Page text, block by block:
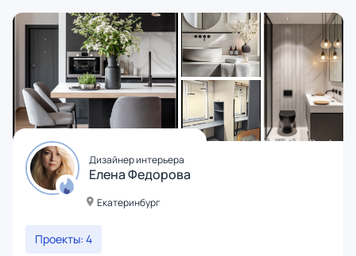
Дизайнер интерьера
Елена Федорова
Екатеринбург
Проекты: 4